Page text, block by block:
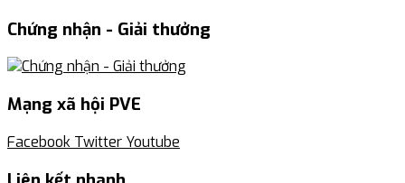
Chứng nhận - Giải thưởng
Mạng xã hội PVE
Facebook Twitter Youtube